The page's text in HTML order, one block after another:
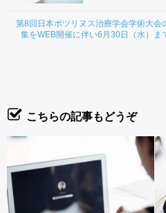
第8回日本ボツリヌス治療学会学術大会
集をWEB開催に伴い6月30日（水）ま
こちらの記事もどうぞ